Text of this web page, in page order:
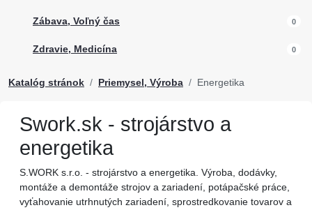
Zábava, Voľný čas 0
Zdravie, Medicína 0
Katalóg stránok Priemysel, Výroba Energetika
Swork.sk - strojárstvo a
energetika
S.WORK s.r.o. - strojárstvo a energetika. Výroba, dodávky,
montáže a demontáže strojov a zariadení, potápačské práce,
vyťahovanie utrhnutých zariadení, sprostredkovanie tovarov a